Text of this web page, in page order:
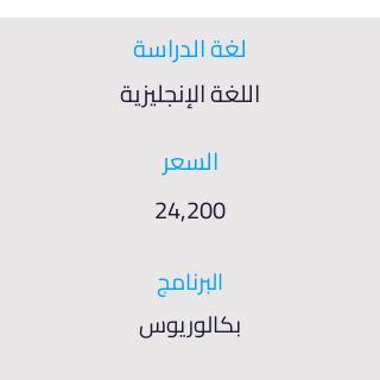
لغة الدراسة
اللغة الإنجليزية
السعر
24,200
البرنامج
بكالوريوس